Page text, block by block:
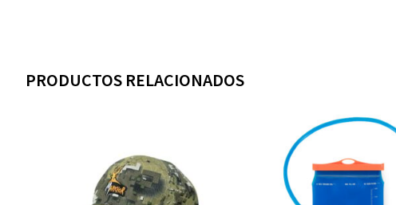
PRODUCTOS RELACIONADOS